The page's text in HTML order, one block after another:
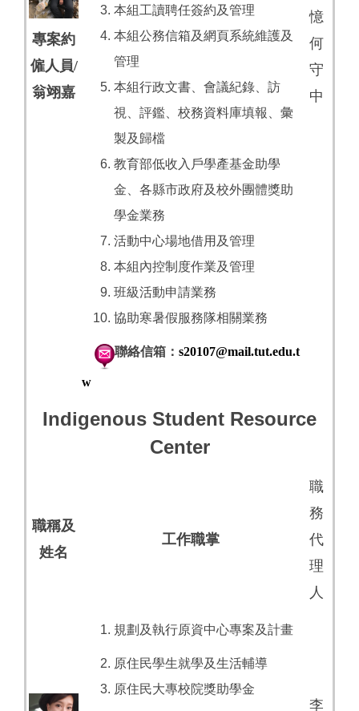
專案約
僱人員/
翁翊嘉
本組工讀聘任簽約及管理
本組公務信箱及網頁系統維護及
管理
本組行政文書、會議紀錄、訪
視、評鑑、校務資料庫填報、彙
製及歸檔
教育部低收入戶學產基金助學
金、各縣市政府及校外團體獎助
學金業務
活動中心場地借用及管理
本組內控制度作業及管理
班級活動申請業務
協助寒暑假服務隊相關業務
聯絡信箱： s20107@mail.tut.edu.t
w
憶
何
守
中
Indigenous Student Resource
Center
職稱及
姓名
工作職掌
職
務
代
理
人
規劃及執行原資中心專案及計畫
原住民學生就學及生活輔導
原住民大專校院獎助學金
李